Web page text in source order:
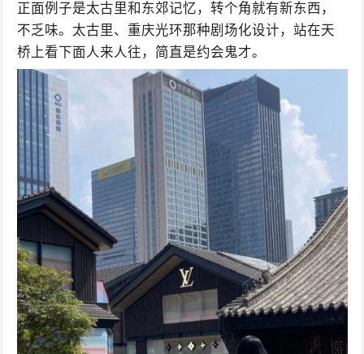
正面例子是太古里和东郊记忆，转个角就有新东西，
不乏味。太古里、重庆光环那种剧场化设计，站在天
桥上看下面人来人往，简直是约会鬼才。